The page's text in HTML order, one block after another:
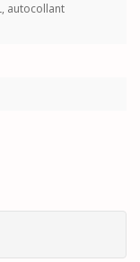
autocollant